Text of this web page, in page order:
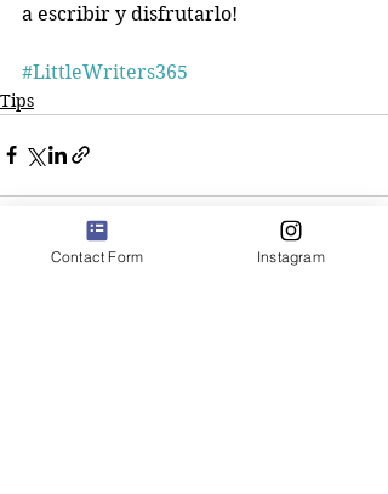
a escribir y disfrutarlo!
#LittleWriters365
Tips
Contact Form Instagram